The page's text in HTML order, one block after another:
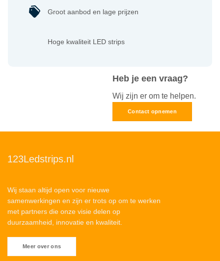
Heb je een vraag?
Wij zijn er om te helpen.
Contact opnemen
Groot aanbod en lage prijzen
Hoge kwaliteit LED strips
123Ledstrips.nl
Wij staan altijd open voor nieuwe
samenwerkingen en zijn er trots op om te werken
met partners die onze visie delen op
duurzaamheid, innovatie en kwaliteit.
Meer over ons